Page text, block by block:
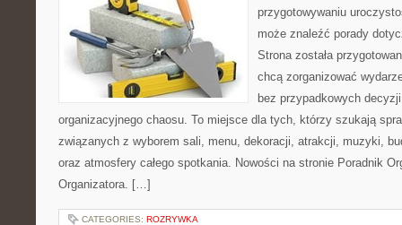
przygotowywaniu
może znaleźć porady
Strona została
chcą zorganizować
bez przypadkowych
organizacyjnego chaosu. To miejsce dla tych, którzy szukają
związanych z wyborem sali, menu, dekoracji, atrakcji, muzyki,
oraz atmosfery całego spotkania. Nowości na stronie Poradnik
Organizatora. […]
CATEGORIES: ROZRYWKA